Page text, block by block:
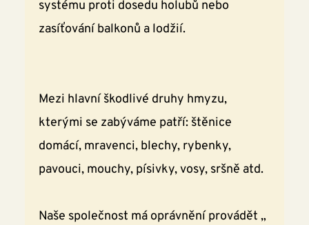
systému proti dosedu holubů nebo
zasíťování balkonů a lodžií.
Mezi hlavní škodlivé druhy hmyzu,
kterými se zabýváme patří: štěnice
domácí, mravenci, blechy, rybenky,
pavouci, mouchy, písivky, vosy, sršně atd.
Naše společnost má oprávnění provádět „